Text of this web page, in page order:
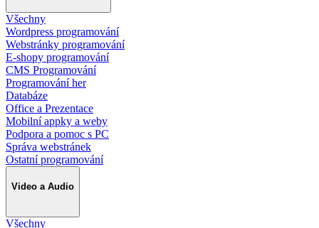
Všechny
Wordpress programování
Webstránky programování
E-shopy programování
CMS Programování
Programování her
Databáze
Office a Prezentace
Mobilní appky a weby
Podpora a pomoc s PC
Správa webstránek
Ostatní programování
Video a Audio
Všechny